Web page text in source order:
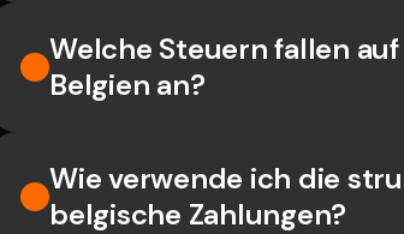
Welche Steuern fallen
Belgien an?
Wie verwende ich die
belgische Zahlungen?